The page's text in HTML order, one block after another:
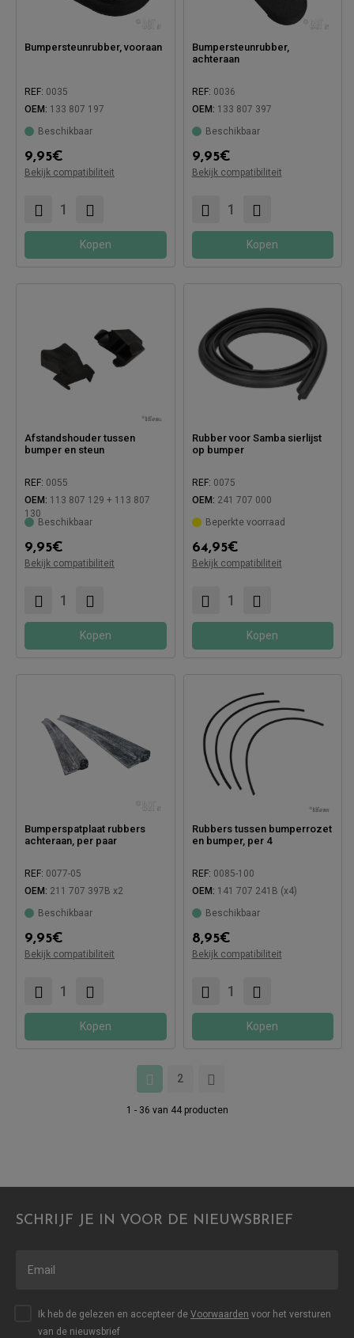
Bumpersteunrubber, vooraan
REF: 0035
OEM: 133 807 197
Beschikbaar
9,95€
Bekijk compatibiliteit
Kopen
Bumpersteunrubber,
achteraan
REF: 0036
OEM: 133 807 397
Beschikbaar
9,95€
Bekijk compatibiliteit
Kopen
Afstandshouder tussen
bumper en steun
REF: 0055
OEM: 113 807 129 + 113 807
130
Beschikbaar
9,95€
Bekijk compatibiliteit
Kopen
Rubber voor Samba sierlijst
op bumper
REF: 0075
OEM: 241 707 000
Beperkte voorraad
64,95€
Bekijk compatibiliteit
Compatibel met:
Kopen
Bumperspatplaat rubbers
achteraan, per paar
REF: 0077-05
OEM: 211 707 397B x2
Beschikbaar
9,95€
Bekijk compatibiliteit
Compatibel met:
Kopen
Rubbers tussen bumperrozet
en bumper, per 4
REF: 0085-100
OEM: 141 707 241B (x4)
Beschikbaar
8,95€
Bekijk compatibiliteit
Kopen
2
1 - 36 van 44 producten
SCHRIJF JE IN VOOR DE NIEUWSBRIEF
Ik heb de gelezen en accepteer de Voorwaarden voor het versturen
van de nieuwsbrief